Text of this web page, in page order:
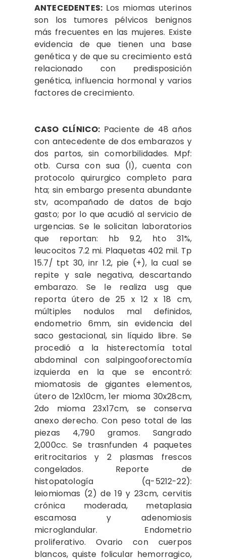
ANTECEDENTES:Los miomas uterinos
son los tumores pélvicos benignos
más frecuentes en las mujeres. Existe
evidencia de que tienen una base
genética y de que su crecimiento está
relacionado con predisposición
genética, influencia hormonal y varios
factores de crecimiento.
CASO CLÍNICO: Paciente de 48 años
con antecedente de dos embarazos y
dos partos, sin comorbilidades. Mpf:
otb. Cursa con sua (l), cuenta con
protocolo quirurgico completo para
hta; sin embargo presenta abundante
stv, acompañado de datos de bajo
gasto; por lo que acudió al servicio de
urgencias. Se le solicitan laboratorios
que reportan: hb 9.2, hto 31%,
leucocitos 7.2 mi. Plaquetas 402 mil. Tp
15.7/ tpt 30, inr 1.2, pie (+), la cual se
repite y sale negativa, descartando
embarazo. Se le realiza usg que
reporta útero de 25 x 12 x 18 cm,
múltiples nodulos mal definidos,
endometrio 6mm, sin evidencia del
saco gestacional, sin líquido libre. Se
procedió a la histerectomía total
abdominal con salpingooforectomía
izquierda en la que se encontró:
miomatosis de gigantes elementos,
útero de 12x10cm, 1er mioma 30x28cm,
2do mioma 23x17cm, se conserva
anexo derecho. Con peso total de las
piezas 4,790 gramos. Sangrado
2,000cc. Se trasnfunden 4 paquetes
eritrocitarios y 2 plasmas frescos
congelados. Reporte de
histopatología (q-5212-22):
leiomiomas (2) de 19 y 23cm, cervitis
crónica moderada, metaplasia
escamosa y adenomiosis
microglandular. Endometrio
proliferativo. Ovario con cuerpos
blancos, quiste folicular hemorragico,